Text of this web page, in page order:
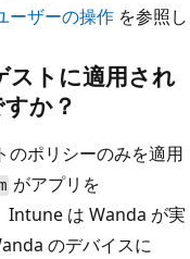
ザーの操作 を参照し
ストに適用され
か？
ポリシーのみを適用
がアプリを
Intune は Wanda が実
のデバイスに